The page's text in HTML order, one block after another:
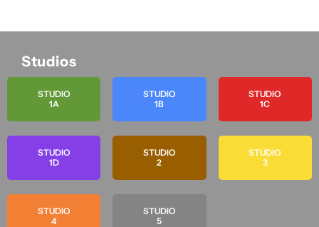
Studios
STUDIO
1A
STUDIO
1D
STUDIO
4
STUDIO
1B
STUDIO
2
STUDIO
5
STUDIO
1C
STUDIO
3